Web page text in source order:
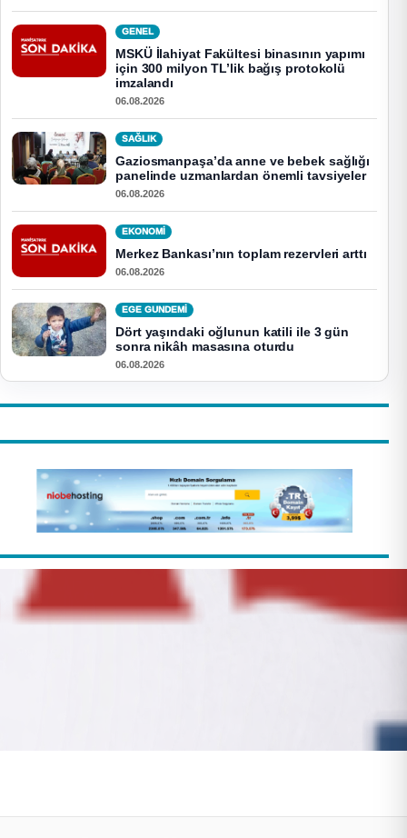
GENEL
MSKÜ İlahiyat Fakültesi binasının yapımı
için 300 milyon TL’lik bağış protokolü
imzalandı
06.08.2026
SAĞLIK
Gaziosmanpaşa’da anne ve bebek sağlığı
panelinde uzmanlardan önemli tavsiyeler
06.08.2026
EKONOMI
Merkez Bankası’nın toplam rezervleri arttı
06.08.2026
EGE GUNDEMİ
Dört yaşındaki oğlunun katili ile 3 gün
sonra nikâh masasına oturdu
06.08.2026